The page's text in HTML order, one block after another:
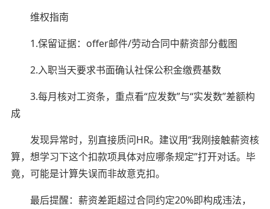
维权指南
1.保留证据：offer邮件/劳动合同中薪资部分截图
2.入职当天要求书面确认社保公积金缴费基数
3.每月核对工资条，重点看“应发数”与“实发数”差额构
成
发现异常时，别直接质问HR。建议用“我刚接触薪资核
算，想学习下这个扣款项具体对应哪条规定”打开对话。毕
竟，可能是计算失误而非故意克扣。
最后提醒：薪资差距超过合同约定20%即构成违法，